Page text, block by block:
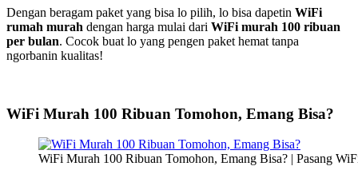
Dengan beragam paket yang bisa lo pilih, lo bisa dapetin WiFi
rumah murah dengan harga mulai dari WiFi murah 100 ribuan
per bulan. Cocok buat lo yang pengen paket hemat tanpa
ngorbanin kualitas!
WiFi Murah 100 Ribuan Tomohon, Emang Bisa?
WiFi Murah 100 Ribuan Tomohon, Emang Bisa? | Pasang